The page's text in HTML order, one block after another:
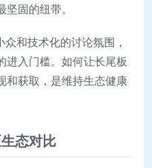
固的纽带。
众和技术化的讨论氛围，
进入门槛。如何让长尾板
和获取，是维持生态健康
态对比